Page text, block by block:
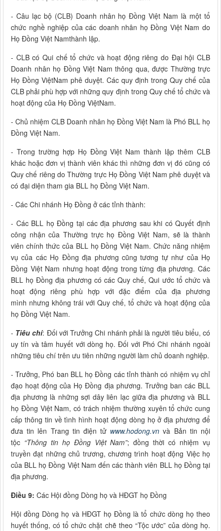
- Câu lạc bộ (CLB) Doanh nhân họ Đồng Việt Nam là một tổ
chức nghề nghiệp của các doanh nhân họ Đồng Việt Nam do
Họ Đồng Việt Namthành lập.
- CLB có Qui chế tổ chức và hoạt động riêng do Đại hội CLB
Doanh nhân họ Đồng Việt Nam thông qua, được Thường trực
Họ Đồng ViệtNam phê duyệt. Các quy định trong Quy chế của
CLB phải phù hợp với những quy định trong Quy chế tổ chức và
hoạt động của Họ Đồng ViệtNam.
- Chủ nhiệm CLB Doanh nhân họ Đồng Việt Nam là Phó BLL họ
Đồng Việt Nam.
- Trong trường hợp Họ Đồng Việt Nam thành lập thêm CLB
khác hoặc đơn vị thành viên khác thì những đơn vị đó cũng có
Quy chế riêng do Thường trực Họ Đồng Việt Nam phê duyệt và
có đại diện tham gia BLL họ Đồng Việt Nam.
- Các Chi nhánh Họ Đồng ở các tỉnh thành:
- Các BLL họ Đồng tại các địa phương sau khi có Quyết định
công nhận của Thường trực họ Đồng Việt Nam, sẽ là thành
viên chính thức của BLL họ Đồng Việt Nam. Chức năng nhiệm
vụ của các Họ Đồng địa phương cũng tương tự như của Họ
Đồng Việt Nam nhưng hoạt động trong từng địa phương. Các
BLL họ Đồng địa phương có các Quy chế, Qui ước tổ chức và
hoạt động riêng phù hợp với đặc điểm của địa phương
mình nhưng không trái với Quy chế, tổ chức và hoạt động của
họ Đồng Việt Nam.
- Tiêu chí: Đối với Trưởng Chi nhánh phải là người tiêu biểu, có
uy tín và tâm huyết với dòng họ. Đối với Phó Chi nhánh ngoài
những tiêu chí trên ưu tiên những người làm chủ doanh nghiệp.
- Trưởng, Phó ban BLL họ Đồng các tỉnh thành có nhiệm vụ chỉ
đạo hoạt động của Họ Đồng địa phương. Trưởng ban các BLL
địa phương là những sợi dây liên lạc giữa địa phương và BLL
họ Đồng Việt Nam, có trách nhiệm thường xuyên tổ chức cung
cấp thông tin về tình hình hoạt động dòng họ ở địa phương để
đưa tin lên Trang tin điện tử www.hodong.vn và Bản tin nội
tộc “Thông tin họ Đồng Việt Nam”; đồng thời có nhiệm vụ
truyền đạt những chủ trương, chương trình hoạt động Việc họ
của BLL họ Đồng Việt Nam đến các thành viên BLL họ Đồng tại
địa phương.
Điều 9: Các Hội đồng Dòng họ và HĐGT họ Đồng
Hội đồng Dòng họ và HĐGT họ Đồng là tổ chức dòng họ theo
huyết thống, có tổ chức chặt chẽ theo “Tộc ước” của dòng họ.